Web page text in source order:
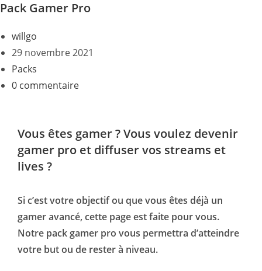
Pack Gamer Pro
willgo
29 novembre 2021
Packs
0 commentaire
Vous êtes gamer ? Vous voulez devenir
gamer pro et diffuser vos streams et
lives ?
Si c’est votre objectif ou que vous êtes déjà un
gamer avancé, cette page est faite pour vous.
Notre pack gamer pro vous permettra d’atteindre
votre but ou de rester à niveau.